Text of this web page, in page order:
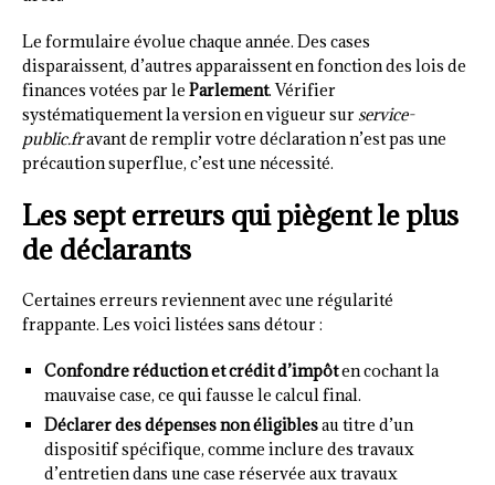
Le formulaire évolue chaque année. Des cases
disparaissent, d’autres apparaissent en fonction des lois de
finances votées par le Parlement. Vérifier
systématiquement la version en vigueur surservice-
public.fravant de remplir votre déclaration n’est pas une
précaution superflue, c’est une nécessité.
Les sept erreurs qui piègent le plus
de déclarants
Certaines erreurs reviennent avec une régularité
frappante. Les voici listées sans détour :
Confondre réduction et crédit d’impôten cochant la
mauvaise case, ce qui fausse le calcul final.
Déclarer des dépenses non éligiblesau titre d’un
dispositif spécifique, comme inclure des travaux
d’entretien dans une case réservée aux travaux